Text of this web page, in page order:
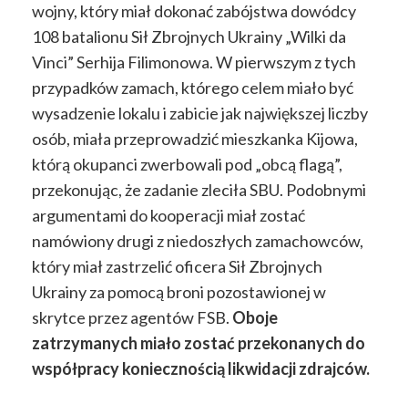
wojny, który miał dokonać zabójstwa dowódcy
108 batalionu Sił Zbrojnych Ukrainy „Wilki da
Vinci” Serhija Filimonowa. W pierwszym z tych
przypadków zamach, którego celem miało być
wysadzenie lokalu i zabicie jak największej liczby
osób, miała przeprowadzić mieszkanka Kijowa,
którą okupanci zwerbowali pod „obcą flagą”,
przekonując, że zadanie zleciła SBU. Podobnymi
argumentami do kooperacji miał zostać
namówiony drugi z niedoszłych zamachowców,
który miał zastrzelić oficera Sił Zbrojnych
Ukrainy za pomocą broni pozostawionej w
skrytce przez agentów FSB. Oboje
zatrzymanych miało zostać przekonanych do
współpracy koniecznością likwidacji zdrajców.